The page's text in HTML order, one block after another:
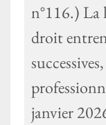
n°116.) La
droit
janvier